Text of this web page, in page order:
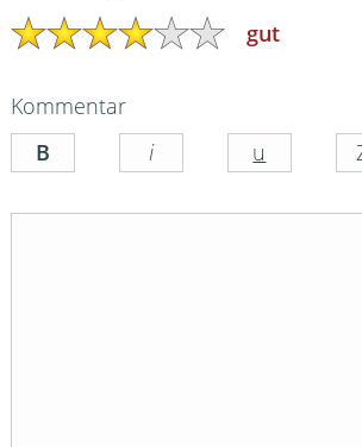
gut
Kommentar